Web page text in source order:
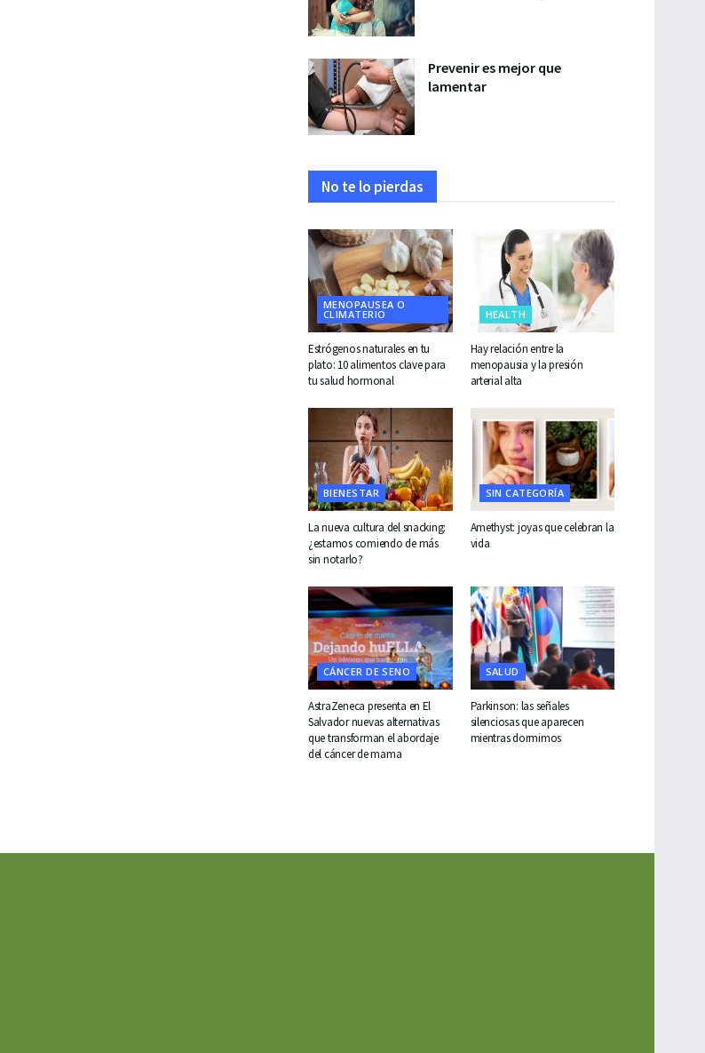
Prevenir es mejor que
lamentar
No te lo pierdas
MENOPAUSEA O
CLIMATERIO
Estrógenos naturales en tu
plato: 10 alimentos clave para
tu salud hormonal
HEALTH
Hay relación entre la
menopausia y la presión
arterial alta
BIENESTAR
La nueva cultura del snacking:
¿estamos comiendo de más
sin notarlo?
SIN CATEGORÍA
Amethyst: joyas que celebran la
vida
CÁNCER DE SENO
AstraZeneca presenta en El
Salvador nuevas alternativas
que transforman el abordaje
del cáncer de mama
SALUD
Parkinson: las señales
silenciosas que aparecen
mientras dormimos